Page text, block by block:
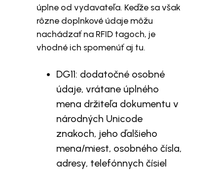
úplne od vydavateľa. Keďže sa však
rôzne doplnkové údaje môžu
nachádzať na RFID tagoch, je
vhodné ich spomenúť aj tu.
DG11: dodatočné osobné
údaje, vrátane úplného
mena držiteľa dokumentu v
národných Unicode
znakoch, jeho ďalšieho
mena/miest, osobného čísla,
adresy, telefónnych čísiel